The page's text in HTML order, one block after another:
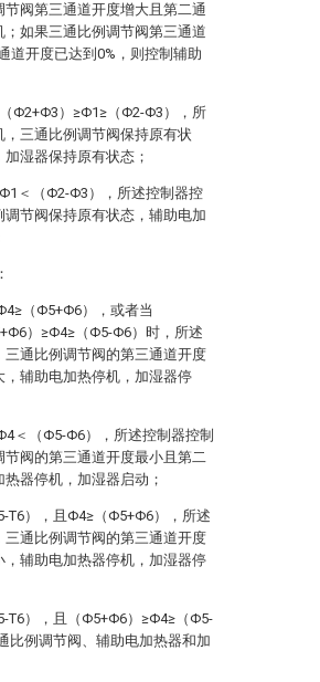
阀第三通道开度增大且第二通
如果三通比例调节阀第三通道
道开度已达到0%，则控制辅助
（Φ2+Φ3）≥Φ1≥（Φ2-Φ3），所
三通比例调节阀保持原有状
湿器保持原有状态；
＜（Φ2-Φ3），所述控制器控
节阀保持原有状态，辅助电加
（Φ5+Φ6），或者当
）≥Φ4≥（Φ5-Φ6）时，所述
通比例调节阀的第三通道开度
辅助电加热停机，加湿器停
＜（Φ5-Φ6），所述控制器控制
阀的第三通道开度最小且第二
器停机，加湿器启动；
T6），且Φ4≥（Φ5+Φ6），所述
通比例调节阀的第三通道开度
辅助电加热器停机，加湿器停
T6），且（Φ5+Φ6）≥Φ4≥（Φ5-
比例调节阀、辅助电加热器和加